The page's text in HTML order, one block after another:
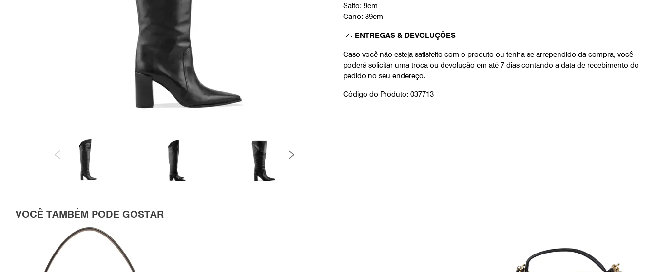
Salto: 9cm
Cano: 39cm
ENTREGAS & DEVOLUÇÕES
Caso você não esteja satisfeito com o produto ou tenha se arrependido da compra, você
poderá solicitar uma troca ou devolução em até 7 dias contando a data de recebimento do
pedido no seu endereço.
Código do Produto: 037713
VOCÊ TAMBÉM PODE GOSTAR